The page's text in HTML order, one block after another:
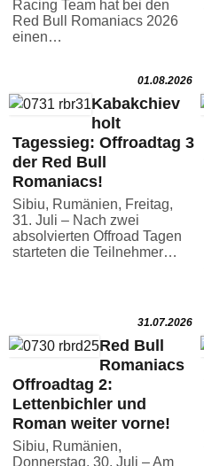
Racing Team hat bei den
Red Bull Romaniacs 2026
einen…
01.08.2026
Kabakchiev
holt
Tagessieg: Offroadtag 3
der Red Bull
Romaniacs!
Sibiu, Rumänien, Freitag,
31. Juli – Nach zwei
absolvierten Offroad Tagen
starteten die Teilnehmer…
31.07.2026
Red Bull
Romaniacs
Offroadtag 2:
Lettenbichler und
Roman weiter vorne!
Sibiu, Rumänien,
Donnerstag, 30. Juli – Am